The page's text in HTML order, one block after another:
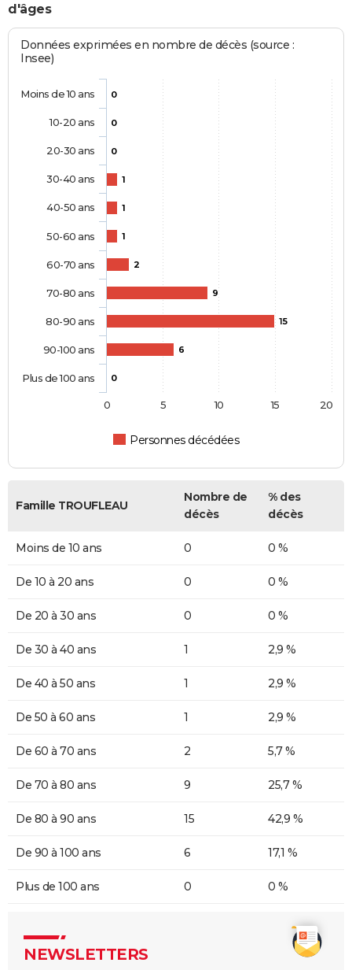
d'âges
Données exprimées en nombre de décès (source :
Insee)
0
0
0
1
1
1
2
9
15
6
0
Personnes décédées
Moins de 10 ans
10-20 ans
20-30 ans
30-40 ans
40-50 ans
50-60 ans
60-70 ans
70-80 ans
80-90 ans
90-100 ans
Plus de 100 ans
0 5 10 15 20
Famille TROUFLEAU
Nombre de
décès
% des
décès
Moins de 10 ans 0 0 %
De 10 à 20 ans 0 0 %
De 20 à 30 ans 0 0 %
De 30 à 40 ans 1 2,9 %
De 40 à 50 ans 1 2,9 %
De 50 à 60 ans 1 2,9 %
De 60 à 70 ans 2 5,7 %
De 70 à 80 ans 9 25,7 %
De 80 à 90 ans 15 42,9 %
De 90 à 100 ans 6 17,1 %
Plus de 100 ans 0 0 %
NEWSLETTERS